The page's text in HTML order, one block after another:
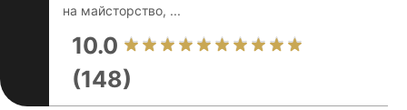
на майсторство, ...
10.0
(148)